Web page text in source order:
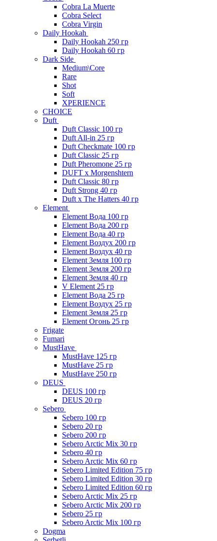
Cobra La Muerte
Cobra Select
Cobra Virgin
Daily Hookah
Daily Hookah 250 гр
Daily Hookah 60 гр
Dark Side
Medium\Core
Rare
Shot
Soft
XPERIENCE
CHOICE
Duft
Duft Classic 100 гр
Duft All-in 25 гр
Duft Checkmate 100 гр
Duft Classic 25 гр
Duft Pheromone 25 гр
DUFT x Morgenshtern
Duft Classic 80 гр
Duft Strong 40 гр
Duft x The Hatters 40 гр
Element
Element Вода 100 гр
Element Вода 200 гр
Element Вода 40 гр
Element Воздух 200 гр
Element Воздух 40 гр
Element Земля 100 гр
Element Земля 200 гр
Element Земля 40 гр
V Element 25 гр
Element Вода 25 гр
Element Воздух 25 гр
Element Земля 25 гр
Element Огонь 25 гр
Frigate
Fumari
MustHave
MustHave 125 гр
MustHave 25 гр
MustHave 250 гр
DEUS
DEUS 100 гр
DEUS 20 гр
Sebero
Sebero 100 гр
Sebero 20 гр
Sebero 200 гр
Sebero Arctic Mix 30 гр
Sebero 40 гр
Sebero Arctic Mix 60 гр
Sebero Limited Edition 75 гр
Sebero Limited Edition 30 гр
Sebero Limited Edition 60 гр
Sebero Arctic Mix 25 гр
Sebero Arctic Mix 200 гр
Sebero 25 гр
Sebero Arctic Mix 100 гр
Dogma